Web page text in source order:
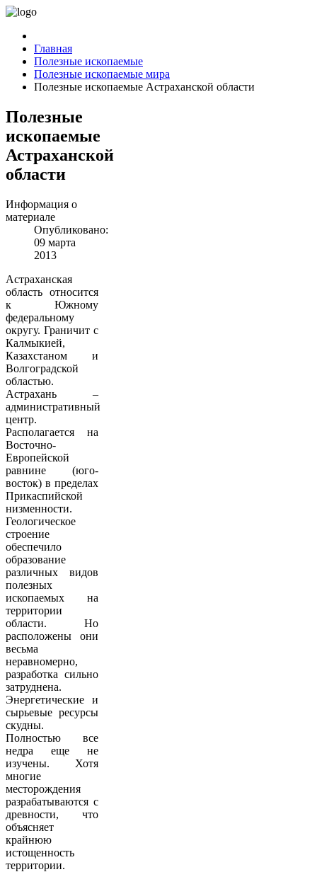
Главная
Полезные ископаемые
Полезные ископаемые мира
Полезные ископаемые Астраханской области
Полезные
ископаемые
Астраханской
области
Информация о
материале
Опубликовано:
09 марта
2013
Астраханская
область относится
к Южному
федеральному
округу. Граничит с
Калмыкией,
Казахстаном и
Волгоградской
областью.
Астрахань –
административный
центр.
Располагается на
Восточно-
Европейской
равнине (юго-
восток) в пределах
Прикаспийской
низменности.
Геологическое
строение
обеспечило
образование
различных видов
полезных
ископаемых на
территории
области. Но
расположены они
весьма
неравномерно,
разработка сильно
затруднена.
Энергетические и
сырьевые ресурсы
скудны.
Полностью все
недра еще не
изучены. Хотя
многие
месторождения
разрабатываются с
древности, что
объясняет
крайнюю
истощенность
территории.